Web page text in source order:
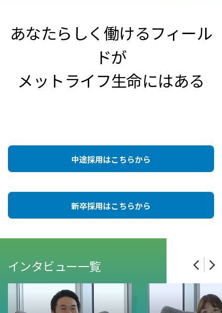
あなたらしく働けるフィール
ドが
メットライフ生命にはある
中途採用はこちらから
新卒採用はこちらから
インタビュー一覧